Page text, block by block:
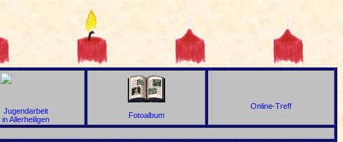
Jugendarbeit
in Allerheiligen
Fotoalbum
Online-Treff